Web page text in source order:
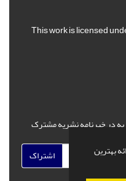
بهترین
This work is licensed
در خبرنامه نشریه مشترک
اشتراک